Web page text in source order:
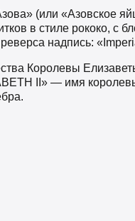
(или «Азовское
в стиле рококо, с
надпись:
Королевы
II» — имя